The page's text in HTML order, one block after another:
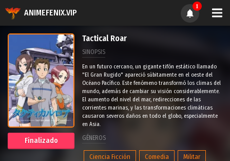
ANIMEFENIX.VIP
1
Finalizado
Tactical Roar
SINOPSIS
En un futuro cercano, un gigante tifón estático llamado
"El Gran Rugido" apareció súbitamente en el oeste del
Océano Pací­fico. Este fenómeno transformó los climas del
mundo, además de cambiar su visión considerablemente.
El aumento del nivel del mar, redirecciones de las
corrientes marinas, y las transformaciones climáticas
causaron severos daños en todo el globo, especialmente
en Asia.
GÉNEROS
Ciencia Ficción Comedia Militar